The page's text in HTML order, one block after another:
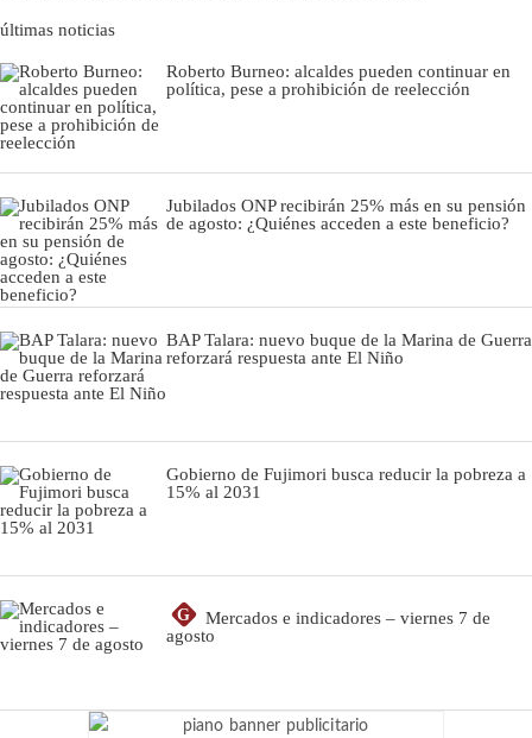
últimas noticias
Roberto Burneo: alcaldes pueden continuar en
política, pese a prohibición de reelección
Jubilados ONP recibirán 25% más en su pensión
de agosto: ¿Quiénes acceden a este beneficio?
BAP Talara: nuevo buque de la Marina de Guerra
reforzará respuesta ante El Niño
Gobierno de Fujimori busca reducir la pobreza a
15% al 2031
G
Mercados e indicadores – viernes 7 de
agosto